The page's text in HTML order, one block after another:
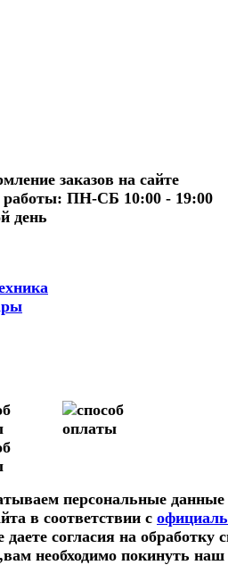
заказов на сайте
работы: ПН-СБ 10:00 - 19:00
день
персональные данные
в соответствии с
согласия на обработку
необходимо покинуть наш